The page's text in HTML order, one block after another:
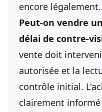
encore légalement.
Peut-on vendre
délai de contre-
vente doit
autorisée et la
contrôle initial.
clairement